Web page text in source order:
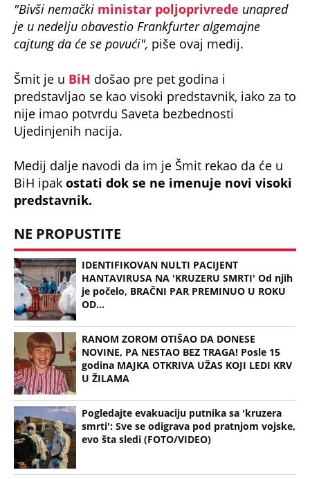
"Bivši nemački ministar poljoprivrede unapred
je u nedelju obavestio Frankfurter algemajne
cajtung da će se povući", piše ovaj medij.
Šmit je u BiH došao pre pet godina i
predstavljao se kao visoki predstavnik, iako za to
nije imao potvrdu Saveta bezbednosti
Ujedinjenih nacija.
Medij dalje navodi da im je Šmit rekao da će u
BiH ipak ostati dok se ne imenuje novi visoki
predstavnik.
NE PROPUSTITE
IDENTIFIKOVAN NULTI PACIJENT
HANTAVIRUSA NA 'KRUZERU SMRTI' Od njih
je počelo, BRAČNI PAR PREMINUO U ROKU
OD...
RANOM ZOROM OTIŠAO DA DONESE
NOVINE, PA NESTAO BEZ TRAGA! Posle 15
godina MAJKA OTKRIVA UŽAS KOJI LEDI KRV
U ŽILAMA
Pogledajte evakuaciju putnika sa 'kruzera
smrti': Sve se odigrava pod pratnjom vojske,
evo šta sledi (FOTO/VIDEO)